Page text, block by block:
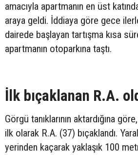
amacıyla apartmanın en üst
araya geldi. İddiaya göre gece
dairede başlayan tartışma kısa
apartmanın otoparkına taştı.
İlk bıçaklanan R.A.
Görgü tanıklarının aktardığına
ilk olarak R.A. (37) bıçaklandı.
yerinden kaçarak yaklaşık 100